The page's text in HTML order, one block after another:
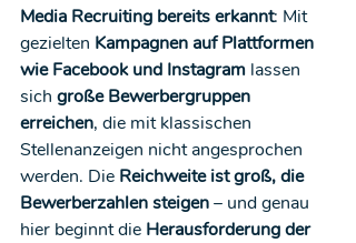
Media Recruiting bereits erkannt: Mit
gezielten Kampagnen auf Plattformen
wie Facebook und Instagram lassen
sich große Bewerbergruppen
erreichen, die mit klassischen
Stellenanzeigen nicht angesprochen
werden. Die Reichweite ist groß, die
Bewerberzahlen steigen – und genau
hier beginnt die Herausforderung der